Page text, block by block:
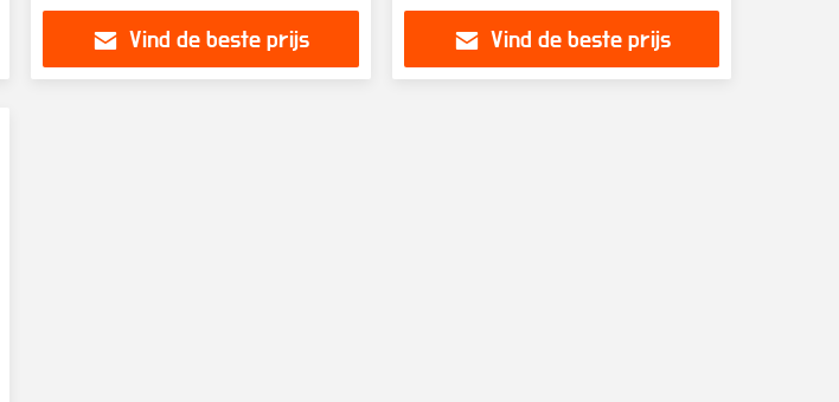
Vind de beste prijs
tas
Vind de beste prijs